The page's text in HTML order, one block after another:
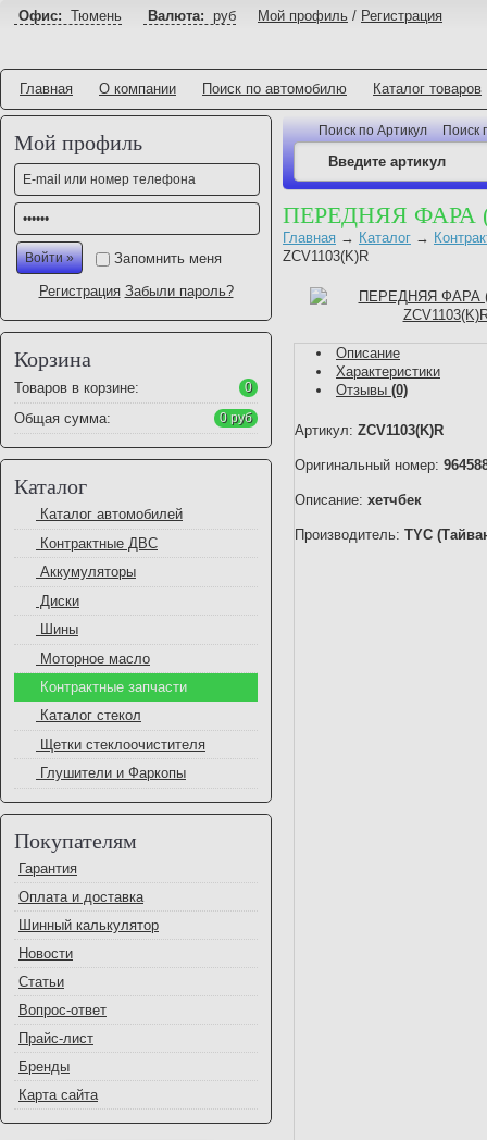
Офис: Тюмень Валюта: руб Мой профиль / Регистрация
Главная О компании Поиск по автомобилю Каталог товаров
Мой профиль
Запомнить меня
Регистрация Забыли пароль?
Корзина
Товаров в корзине: 0
Общая сумма: 0 руб
Каталог
Каталог автомобилей
Контрактные ДВС
Аккумуляторы
Диски
Шины
Моторное масло
Контрактные запчасти
Каталог стекол
Щетки стеклоочистителя
Глушители и Фаркопы
Покупателям
Гарантия
Оплата и доставка
Шинный калькулятор
Новости
Статьи
Вопрос-ответ
Прайс-лист
Бренды
Карта сайта
Поиск по Артикул Поиск
ПЕРЕДНЯЯ ФАРА
Главная → Каталог →
ZCV1103(K)R
Описание
Характеристики
Отзывы (0)
Артикул: ZCV1103(K)R
Оригинальный номер:
Описание: хетчбек
Производитель: TYC